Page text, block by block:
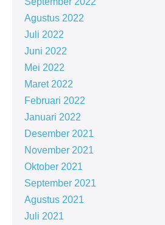
Agustus 2022
Juli 2022
Juni 2022
Mei 2022
Maret 2022
Februari 2022
Januari 2022
Desember 2021
November 2021
Oktober 2021
September 2021
Agustus 2021
Juli 2021